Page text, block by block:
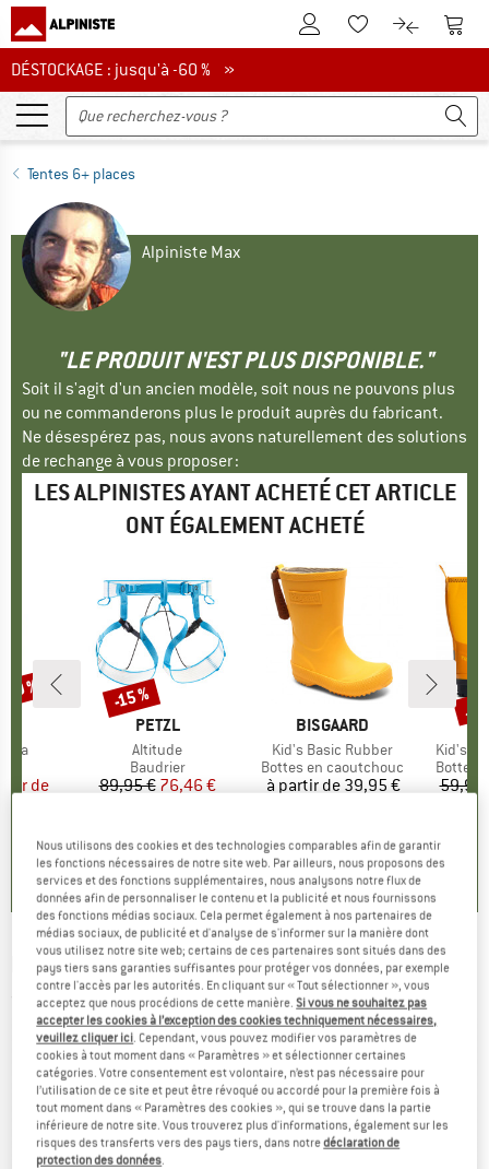
Vers le compte client
Vers la liste
Vers le
DÉSTOCKAGE : jusqu'à -60 %
DÉSTOCKAGE : jusqu'à -60 % »
Tentes 6+ places
Alpiniste Max
"LE PRODUIT N'EST PLUS DISPONIBLE."
Soit il s'agit d'un ancien modèle, soit nous ne pouvons plus
ou ne commanderons plus le produit auprès du fabricant.
Ne désespérez pas, nous avons naturellement des solutions
de rechange à vous proposer :
LES ALPINISTES AYANT ACHETÉ CET ARTICLE
ONT ÉGALEMENT ACHETÉ
réduit
de
)
%
MARQUE
PETZL
Article
Altitude
Product group
Baudrier
Prix
89,95 € Prix réduit
76,46 €
4,6(36)
Remise
-15 %
MARQUE
BISGAARD
Article
Kid's Basic Rubber
Product group
Bottes en caoutchouc
Prix
à partir de 39,95 €
4,7 (11)
Article
Kid's
Bottes
59,95
ROBENS -Prospector Shanty - Tarp
(0)
Nous utilisons des cookies et des technologies comparables afin de garantir
les fonctions nécessaires de notre site web. Par ailleurs, nous proposons des
services et des fonctions supplémentaires, nous analysons notre flux de
données afin de personnaliser le contenu et la publicité et nous fournissons
des fonctions médias sociaux. Cela permet également à nos partenaires de
médias sociaux, de publicité et d'analyse de s'informer sur la manière dont
vous utilisez notre site web; certains de ces partenaires sont situés dans des
pays tiers sans garanties suffisantes pour protéger vos données, par exemple
contre l'accès par les autorités. En cliquant sur « Tout sélectionner », vous
acceptez que nous procédions de cette manière.Si vous ne souhaitez pas
accepter les cookies à l’exception des cookies techniquement nécessaires,
veuillez cliquer ici. Cependant, vous pouvez modifier vos paramètres de
cookies à tout moment dans « Paramètres » et sélectionner certaines
catégories. Votre consentement est volontaire, n’est pas nécessaire pour
l’utilisation de ce site et peut être révoqué ou accordé pour la première fois à
tout moment dans « Paramètres des cookies », qui se trouve dans la partie
inférieure de notre site. Vous trouverez plus d'informations, également sur les
risques des transferts vers des pays tiers, dans notredéclaration de
protection des données.